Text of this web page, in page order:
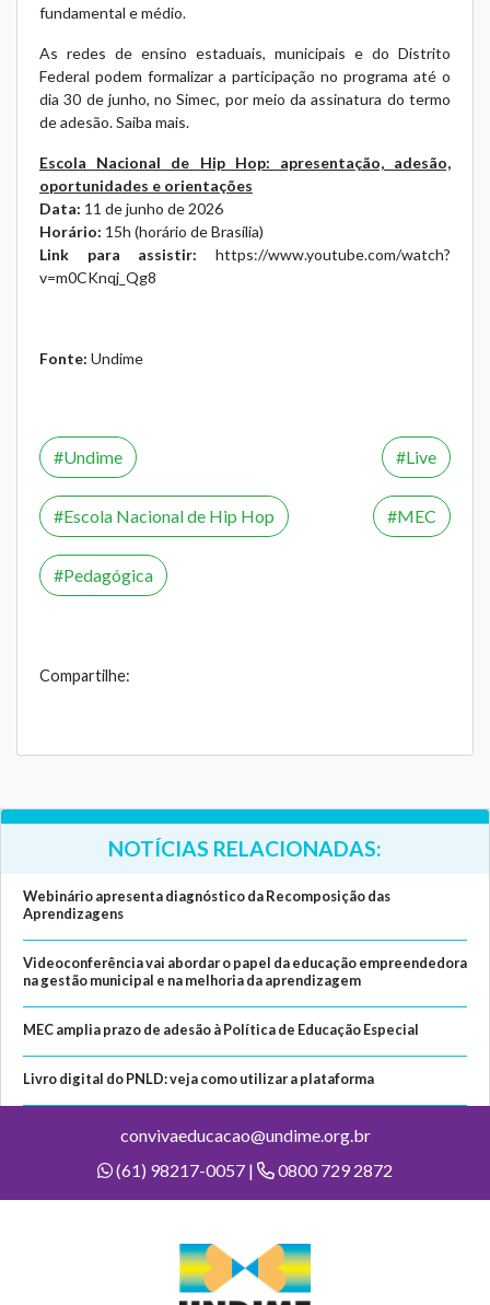
fundamental e médio.
As redes de ensino estaduais, municipais e do Distrito
Federal podem formalizar a participação no programa até o
dia 30 de junho, no Simec, por meio da assinatura do termo
de adesão.Saiba mais.
Escola Nacional de Hip Hop: apresentação, adesão,
oportunidades e orientações
Data: 11 de junho de 2026
Horário: 15h (horário de Brasília)
Link para assistir:
https://www.youtube.com/watch?
v=m0CKnqj_Qg8
Fonte: Undime
Undime Live
Escola Nacional de Hip Hop MEC
Pedagógica
Compartilhe:
NOTÍCIAS RELACIONADAS:
Webinário apresenta diagnóstico da Recomposição das
Aprendizagens
Videoconferência vai abordar o papel da educação empreendedora
na gestão municipal e na melhoria da aprendizagem
MEC amplia prazo de adesão à Política de Educação Especial
Livro digital do PNLD: veja como utilizar a plataforma
convivaeducacao@undime.org.br
(61) 98217-0057 |
0800 729 2872